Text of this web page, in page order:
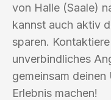
von Halle (Saale)
kannst auch aktiv
sparen.
unverbindliches
gemeinsam
Erlebnis machen!